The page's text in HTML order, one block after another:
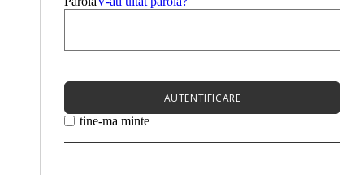
AUTENTIFICARE
tine-ma minte